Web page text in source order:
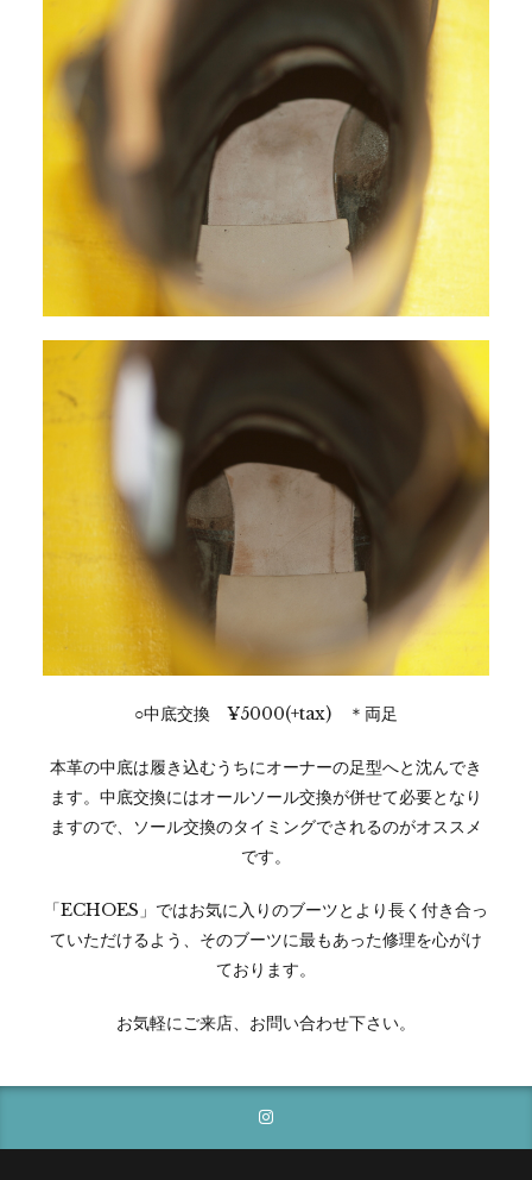
○中底交換 ¥5000(+tax) ＊両足
本革の中底は履き込むうちにオーナーの足型へと沈んでき
ます。 中底交換にはオールソール交換が併せて必要となり
ますので、ソール交換のタイミングでされるのがオススメ
です。
「ECHOES」ではお気に入りのブーツとより長く付き合っ
ていただけるよう、そのブーツに最もあった修理を心がけ
ております。
お気軽にご来店、お問い合わせ下さい。